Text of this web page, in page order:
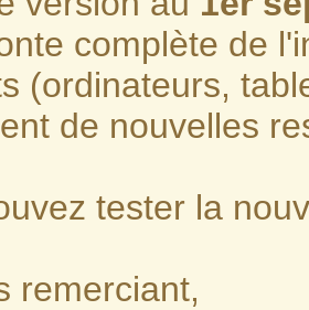
complète de
(ordinateurs,
de nouvelles
tester la
remerciant,